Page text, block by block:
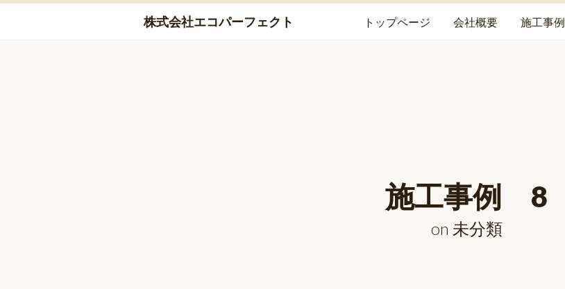
株式会社エコパーフェクト トップページ 会社概要 施工事例
施工事例 8
on 未分類